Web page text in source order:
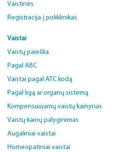
Vaistinės
Registracija į poliklinikas
Vaistai
Vaistų paieška
Pagal ABC
Vaistai pagal ATC kodą
Pagal ligą ar organų sistemą
Kompensuojamų vaistų kainynas
Vaistų kainų palyginimas
Augaliniai vaistai
Homeopatiniai vaistai